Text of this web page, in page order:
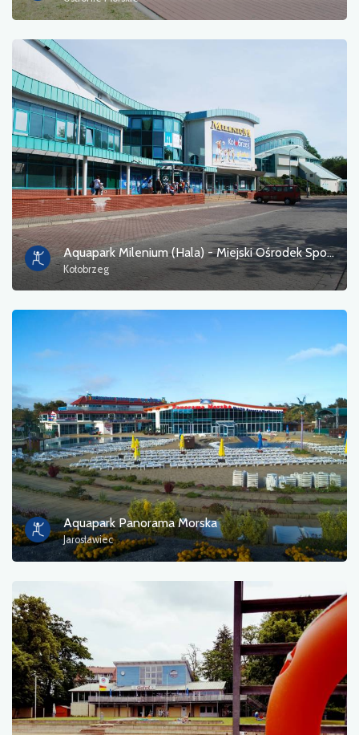
Aquapark Milenium (Hala) - Miejski Ośrodek Sportu i Rekreacji MOSIR w Kołobrzegu
Kołobrzeg
Aquapark Panorama Morska
Jarosławiec
Пором
природа
Залізнична станція
Точка зору
Магазин і велосипедний сервіс
спорт і відпочинок
вода
Пам'ятник
Історичні церкви
Інший
сортувати